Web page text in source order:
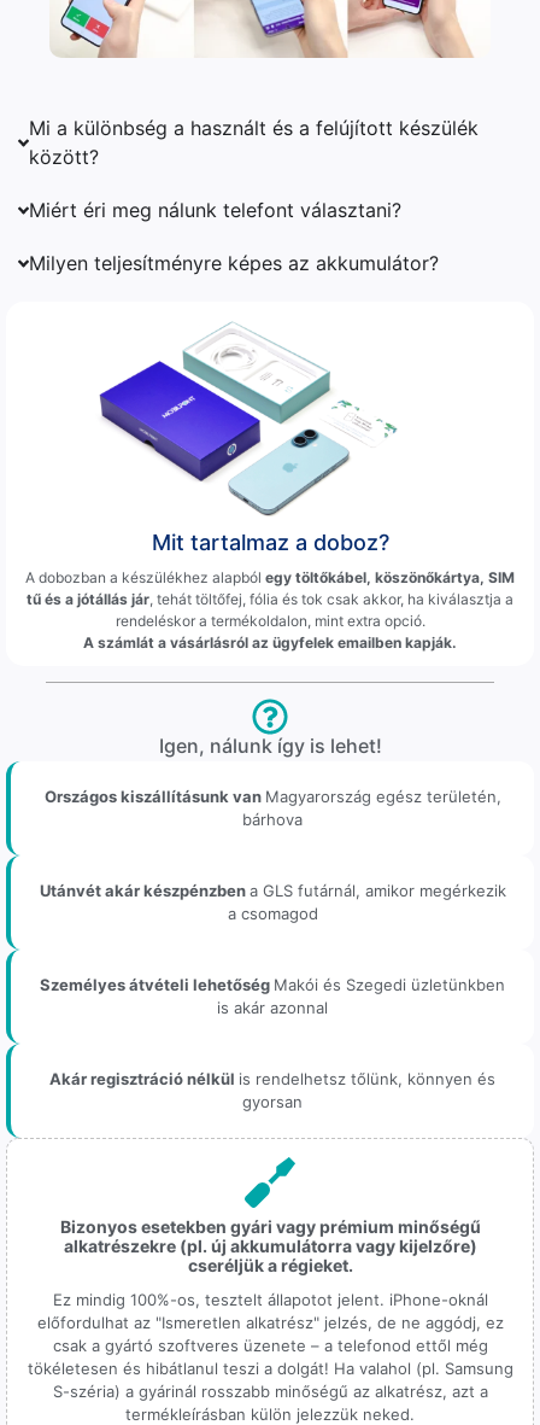
Mi a különbség a használt és a felújított készülék
között?
Miért éri meg nálunk telefont választani?
Milyen teljesítményre képes az akkumulátor?
Mit tartalmaz a doboz?
A dobozban a készülékhez alapból egy töltőkábel, köszönőkártya, SIM
tű és a jótállás jár , tehát töltőfej, fólia és tok csak akkor, ha kiválasztja a
rendeléskor a termékoldalon, mint extra opció.
A számlát a vásárlásról az ügyfelek emailben kapják.
Igen, nálunk így is lehet!
Országos kiszállításunk van Magyarország egész területén,
bárhova
Utánvét akár készpénzbena GLS futárnál, amikor megérkezik
a csomagod
Személyes átvételi lehetőség Makói és Szegedi üzletünkben
is akár azonnal
Akár regisztráció nélkül is rendelhetsz tőlünk, könnyen és
gyorsan
Bizonyos esetekben gyári vagy prémium minőségű
alkatrészekre (pl. új akkumulátorra vagy kijelzőre)
cseréljük a régieket.
Ez mindig 100%-os, tesztelt állapotot jelent. iPhone-oknál
előfordulhat az "Ismeretlen alkatrész" jelzés, de ne aggódj, ez
csak a gyártó szoftveres üzenete – a telefonod ettől még
tökéletesen és hibátlanul teszi a dolgát! Ha valahol (pl. Samsung
S-széria) a gyárinál rosszabb minőségű az alkatrész, azt a
termékleírásban külön jelezzük neked.